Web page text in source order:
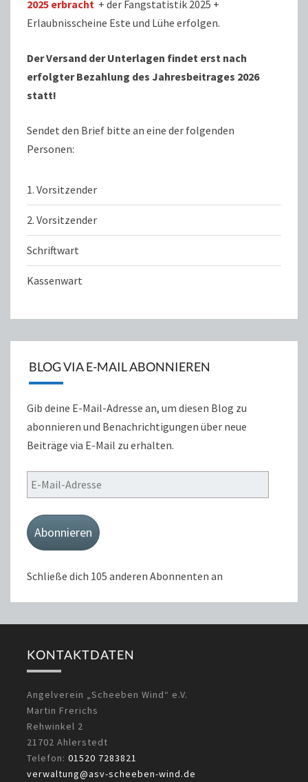
2025 erbracht + der Fangstatistik 2025 +
Erlaubnisscheine Este und Lühe erfolgen.
Der Versand der Unterlagen findet erst nach
erfolgter Bezahlung des Jahresbeitrages 2026
statt!
Sendet den Brief bitte an eine der folgenden
Personen:
1. Vorsitzender
2. Vorsitzender
Schriftwart
Kassenwart
BLOG VIA E-MAIL ABONNIEREN
Gib deine E-Mail-Adresse an, um diesen Blog zu
abonnieren und Benachrichtigungen über neue
Beiträge via E-Mail zu erhalten.
E-
Mail-
Adresse
Abonnieren
Schließe dich 105 anderen Abonnenten an
KONTAKTDATEN
Angelverein „Scheeben Wind“ e.V.
Martin Frerichs
Rehwinkel 2
21702 Ahlerstedt
Telefon: 01520 7283821
verwaltung@asv-scheeben-wind.de